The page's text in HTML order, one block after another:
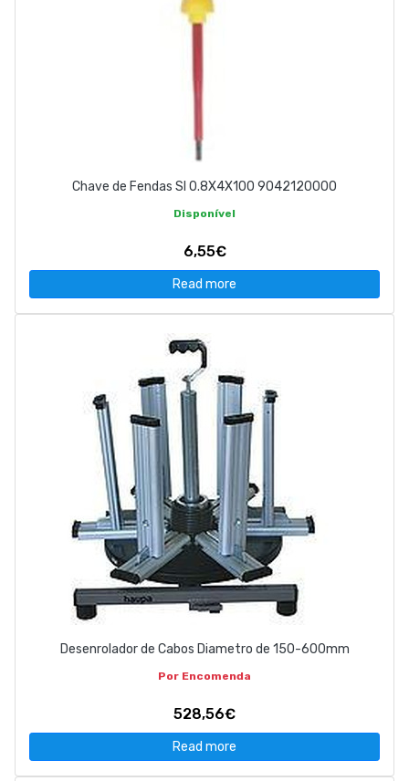
Chave de Fendas SI 0.8X4X100 9042120000
Disponível
6,55€
Read more
Desenrolador de Cabos Diametro de 150-600mm
Por Encomenda
528,56€
Read more